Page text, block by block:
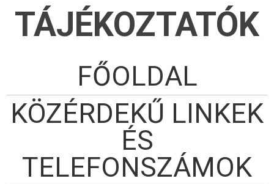
TÁJÉKOZTATÓK
FŐOLDAL
KÖZÉRDEKŰ LINKEK
ÉS
TELEFONSZÁMOK